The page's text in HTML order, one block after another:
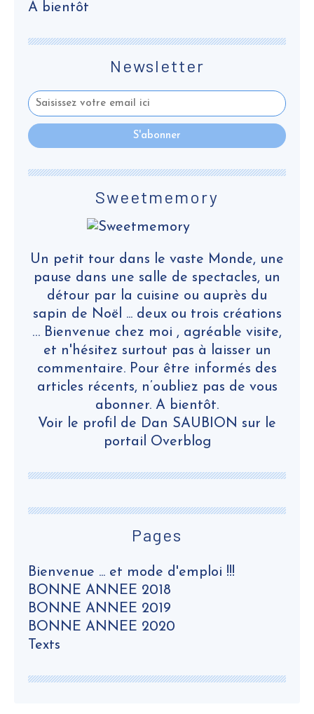
Newsletter
Pages
Bienvenue ... et mode d'emploi !!!
BONNE ANNEE 2018
BONNE ANNEE 2019
BONNE ANNEE 2020
Texts
Sweetmemory
Un petit tour dans le vaste Monde, une
pause dans une salle de spectacles, un
détour par la cuisine ou auprès du
sapin de Noël ... deux ou trois créations
… Bienvenue chez moi , agréable visite,
et n'hésitez surtout pas à laisser un
commentaire. Pour être informés des
articles récents, n’oubliez pas de vous
abonner. A bientôt.
Voir le profil de Dan SAUBION sur le
portail Overblog
A bientôt